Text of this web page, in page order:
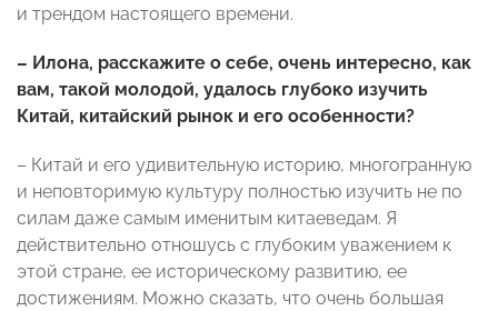
и трендом настоящего времени.
– Илона, расскажите о себе, очень интересно, как
вам, такой молодой, удалось глубоко изучить
Китай, китайский рынок и его особенности?
– Китай и его удивительную историю, многогранную
и неповторимую культуру полностью изучить не по
силам даже самым именитым китаеведам. Я
действительно отношусь с глубоким уважением к
этой стране, ее историческому развитию, ее
достижениям. Можно сказать, что очень большая